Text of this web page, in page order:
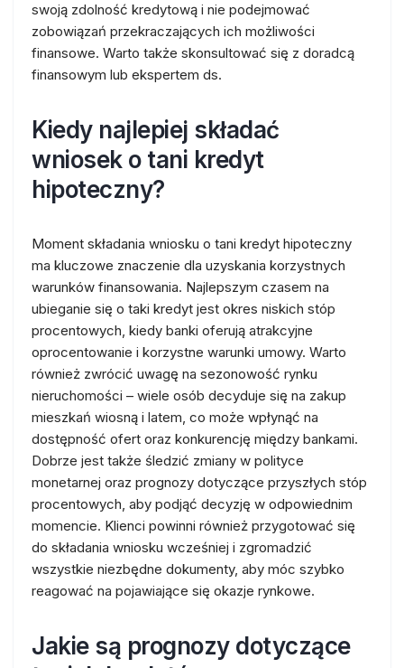
swoją zdolność kredytową i nie podejmować
zobowiązań przekraczających ich możliwości
finansowe. Warto także skonsultować się z doradcą
finansowym lub ekspertem ds.
Kiedy najlepiej składać
wniosek o tani kredyt
hipoteczny?
Moment składania wniosku o tani kredyt hipoteczny
ma kluczowe znaczenie dla uzyskania korzystnych
warunków finansowania. Najlepszym czasem na
ubieganie się o taki kredyt jest okres niskich stóp
procentowych, kiedy banki oferują atrakcyjne
oprocentowanie i korzystne warunki umowy. Warto
również zwrócić uwagę na sezonowość rynku
nieruchomości – wiele osób decyduje się na zakup
mieszkań wiosną i latem, co może wpłynąć na
dostępność ofert oraz konkurencję między bankami.
Dobrze jest także śledzić zmiany w polityce
monetarnej oraz prognozy dotyczące przyszłych stóp
procentowych, aby podjąć decyzję w odpowiednim
momencie. Klienci powinni również przygotować się
do składania wniosku wcześniej i zgromadzić
wszystkie niezbędne dokumenty, aby móc szybko
reagować na pojawiające się okazje rynkowe.
Jakie są prognozy dotyczące